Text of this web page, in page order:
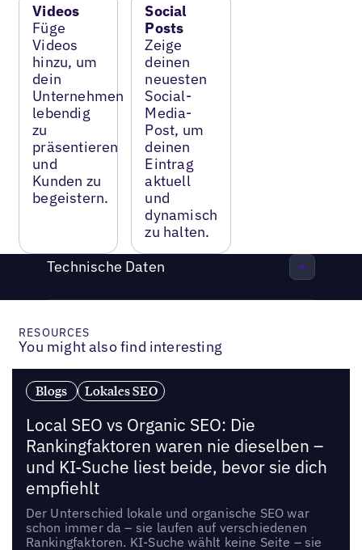
Videos
Füge
Videos
hinzu, um
dein
Unternehmen
lebendig
zu
präsentieren
und
Kunden zu
begeistern.
Social
Posts
Zeige
deinen
neuesten
Social-
Media-
Post, um
deinen
Eintrag
aktuell
und
dynamisch
zu halten.
Technische Daten
RESOURCES
You might also find interesting
Blogs Lokales SEO
Local SEO vs Organic SEO: Die
Rankingfaktoren waren nie dieselben –
und KI-Suche liest beide, bevor sie dich
empfiehlt
Der Unterschied lokale und organische SEO war
schon immer da – sie laufen auf verschiedenen
Rankingfaktoren. KI-Suche wählt keine Seite – sie